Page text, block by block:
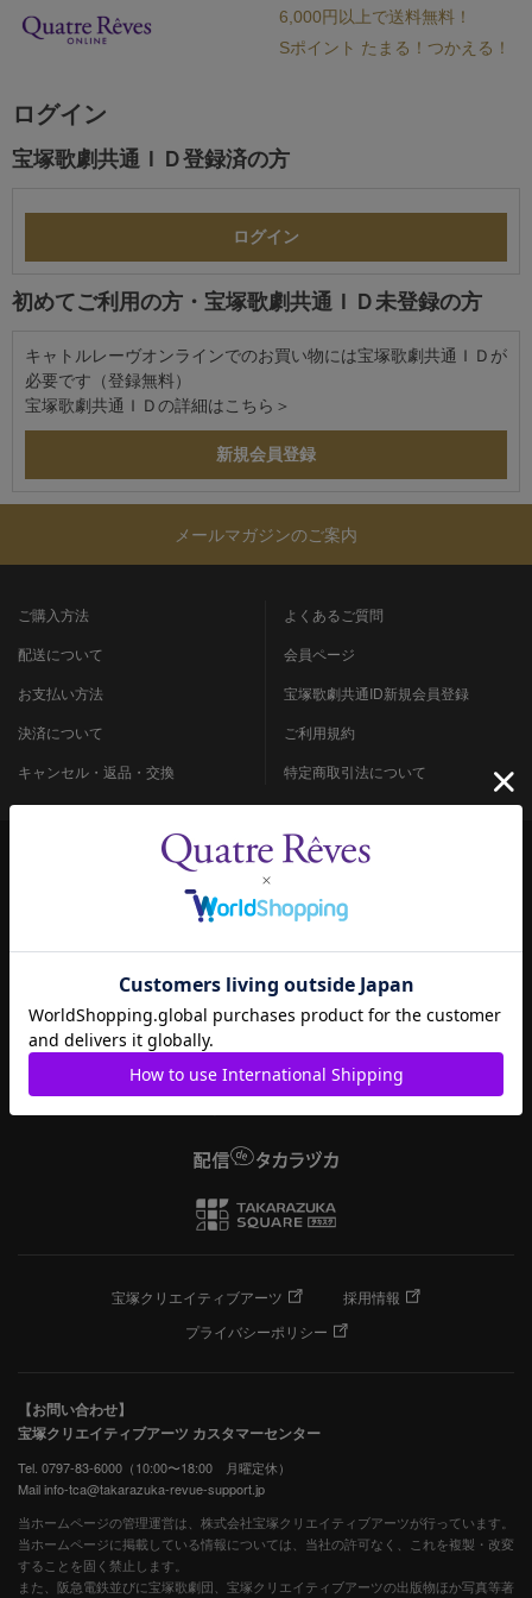
6,000円以上で送料無料！
Sポイント たまる！つかえる！
ログイン
宝塚歌劇共通ＩＤ登録済の方
初めてご利用の方・宝塚歌劇共通ＩＤ未登録の方
キャトルレーヴオンラインでのお買い物には宝塚歌劇共通ＩＤが
必要です（登録無料）
宝塚歌劇共通ＩＤの詳細は こちら＞
メールマガジンのご案内
ご購入方法
配送について
お支払い方法
決済について
キャンセル・返品・交換
よくあるご質問
会員ページ
宝塚歌劇共通ID新規会員登録
ご利用規約
特定商取引法について
宝塚クリエイティブアーツ
採用情報
プライバシーポリシー
【お問い合わせ】
宝塚クリエイティブアーツ カスタマーセンター
Tel. 0797-83-6000（10:00〜18:00 月曜定休）
Mail info-tca@takarazuka-revue-support.jp
当ホームページの管理運営は、株式会社宝塚クリエイティブアーツが行っています。
当ホームページに掲載している情報については、当社の許可なく、これを複製・改変
することを固く禁止します。
また、阪急電鉄並びに宝塚歌劇団、宝塚クリエイティブアーツの出版物ほか写真等著